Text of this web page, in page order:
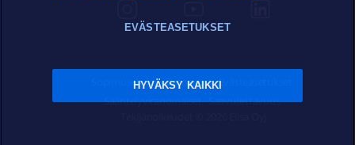
Sopimusehdot Tietosuoja Evästeasetukset
Sääntelyviranomaiset Saavutettavuus
EVÄSTEASETUKSET
HYVÄKSY KAIKKI